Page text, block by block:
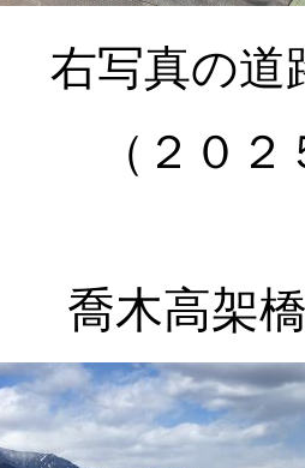
右写真の道
（２０
喬木高架